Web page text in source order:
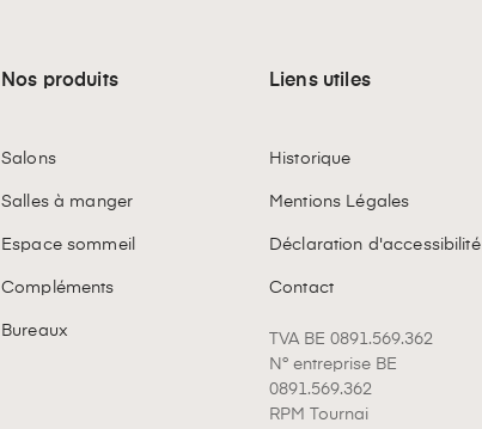
Nos produits
Salons
Salles à manger
Espace sommeil
Compléments
Bureaux
Liens utiles
Historique
Mentions Légales
Déclaration d'accessibilité
Contact
TVA BE 0891.569.362
N° entreprise BE
0891.569.362
RPM Tournai